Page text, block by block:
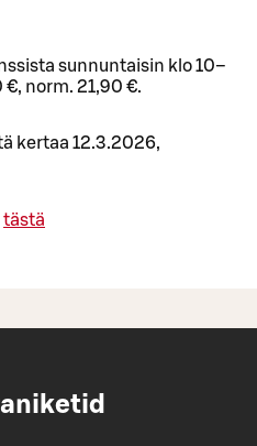
sunnuntaisin klo 10–
€, norm. 21,90 €.
kertaa 12.3.2026,
tästä